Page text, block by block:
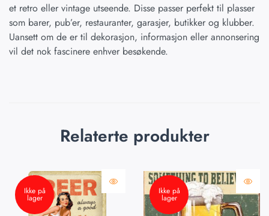
et retro eller vintage utseende. Disse passer perfekt til plasser
som barer, pub’er, restauranter, garasjer, butikker og klubber.
Uansett om de er til dekorasjon, informasjon eller annonsering
vil det nok fascinere enhver besøkende.
Relaterte produkter
Ikke på
lager
Ikke på
lager